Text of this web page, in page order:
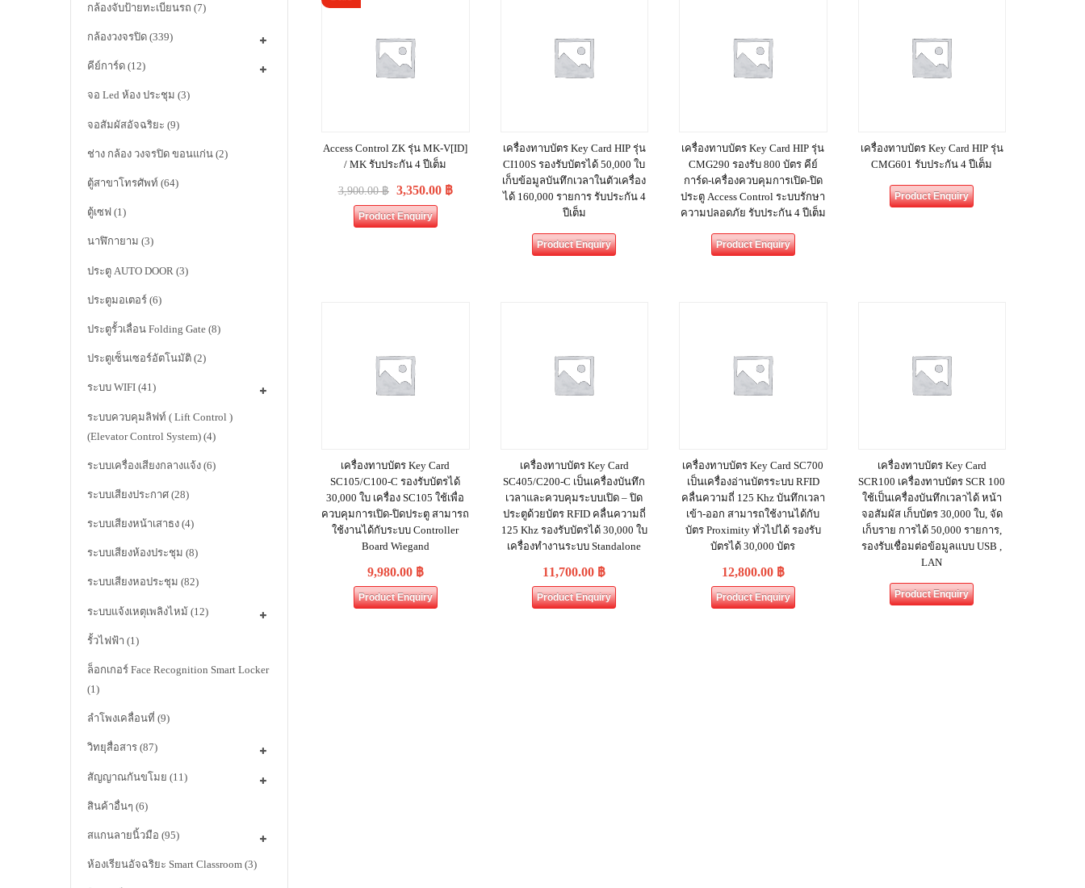
กล้องจับป้ายทะเบียนรถ (7)
กล้องวงจรปิด (339)
คีย์การ์ด (12)
จอ Led ห้อง ประชุม (3)
จอสัมผัสอัจฉริยะ (9)
ช่าง กล้อง วงจรปิด ขอนแก่น (2)
ตู้สาขาโทรศัพท์ (64)
ตู้เซฟ (1)
นาฬิกายาม (3)
ประตู AUTO DOOR (3)
ประตูมอเตอร์ (6)
ประตูรั้วเลื่อน Folding Gate (8)
ประตูเซ็นเซอร์อัตโนมัติ (2)
ระบบ WIFI (41)
ระบบควบคุมลิฟท์ ( Lift Control )
(Elevator Control System) (4)
ระบบเครื่องเสียงกลางแจ้ง (6)
ระบบเสียงประกาศ (28)
ระบบเสียงหน้าเสาธง (4)
ระบบเสียงห้องประชุม (8)
ระบบเสียงหอประชุม (82)
ระบบแจ้งเหตุเพลิงไหม้ (12)
รั้วไฟฟ้า (1)
ล็อกเกอร์ Face Recognition Smart Locker
(1)
ลำโพงเคลื่อนที่ (9)
วิทยุสื่อสาร (87)
สัญญาณกันขโมย (11)
สินค้าอื่นๆ (6)
สแกนลายนิ้วมือ (95)
ห้องเรียนอัจฉริยะ Smart Classroom (3)
Access Control ZK รุ่น MK-V[ID]
/ MK รับประกัน 4 ปีเต็ม
3,900.00฿ 3,350.00 ฿
Product Enquiry
เครื่องทาบบัตร Key Card HIP รุ่น
CI100S รองรับบัตรได้ 50,000 ใบ
เก็บข้อมูลบันทึกเวลาในตัวเครื่อง
ได้ 160,000 รายการ รับประกัน 4
ปีเต็ม
Product Enquiry
เครื่องทาบบัตร Key Card HIP รุ่น
CMG290 รองรับ 800 บัตร คีย์
การ์ด-เครื่องควบคุมการเปิด-ปิด
ประตู Access Control ระบบรักษา
ความปลอดภัย รับประกัน 4 ปีเต็ม
Product Enquiry
เครื่องทาบบัตร Key Card HIP รุ่น
CMG601 รับประกัน 4 ปีเต็ม
Product Enquiry
เครื่องทาบบัตร Key Card
SC105/C100-C รองรับบัตรได้
30,000 ใบ เครื่อง SC105 ใช้เพื่อ
ควบคุมการเปิด-ปิดประตู สามารถ
ใช้งานได้กับระบบ Controller
Board Wiegand
9,980.00 ฿
Product Enquiry
เครื่องทาบบัตร Key Card
SC405/C200-C เป็นเครื่องบันทึก
เวลาและควบคุมระบบเปิด – ปิด
ประตูด้วยบัตร RFID คลื่นความถี่
125 Khz รองรับบัตรได้ 30,000 ใบ
เครื่องทำงานระบบ Standalone
11,700.00 ฿
Product Enquiry
เครื่องทาบบัตร Key Card SC700
เป็นเครื่องอ่านบัตรระบบ RFID
คลื่นความถี่ 125 Khz บันทึกเวลา
เข้า-ออก สามารถใช้งานได้กับ
บัตร Proximity ทั่วไปได้ รองรับ
บัตรได้ 30,000 บัตร
12,800.00 ฿
Product Enquiry
เครื่องทาบบัตร Key Card
SCR100 เครื่องทาบบัตร SCR 100
ใช้เป็นเครื่องบันทึกเวลาได้ หน้า
จอสัมผัส เก็บบัตร 30,000 ใบ, จัด
เก็บราย การได้ 50,000 รายการ,
รองรับเชื่อมต่อข้อมูลแบบ USB ,
LAN
Product Enquiry